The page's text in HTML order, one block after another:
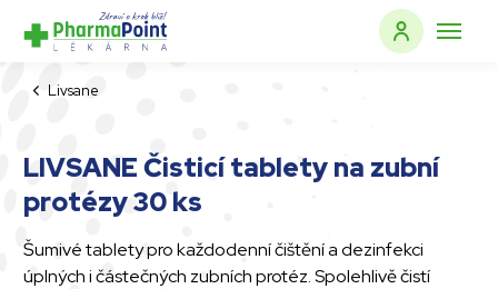
Livsane
LIVSANE Čisticí tablety na zubní
protézy 30 ks
Šumivé tablety pro každodenní čištění a dezinfekci
úplných i částečných zubních protéz. Spolehlivě čistí